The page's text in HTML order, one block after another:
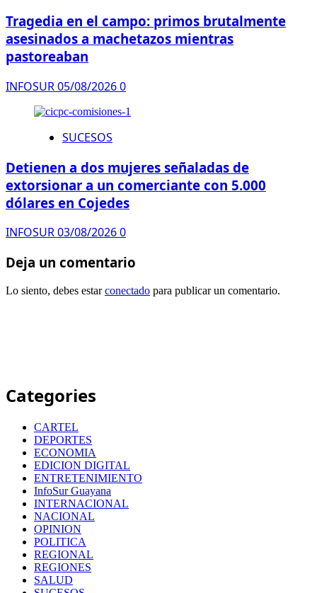
Tragedia en el campo: primos brutalmente
asesinados a machetazos mientras
pastoreaban
INFOSUR05/08/20260
SUCESOS
Detienen a dos mujeres señaladas de
extorsionar a un comerciante con 5.000
dólares en Cojedes
INFOSUR03/08/20260
Deja un comentario
Lo siento, debes estarconectado para publicar un comentario.
Categories
CARTEL
DEPORTES
ECONOMIA
EDICION DIGITAL
ENTRETENIMIENTO
InfoSur Guayana
INTERNACIONAL
NACIONAL
OPINION
POLITICA
REGIONAL
REGIONES
SALUD